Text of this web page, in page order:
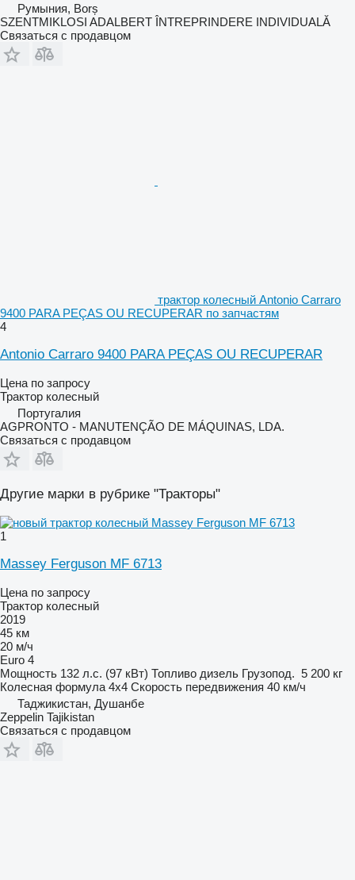
Румыния, Borș
SZENTMIKLOSI ADALBERT ÎNTREPRINDERE INDIVIDUALĂ
Связаться с продавцом
трактор колесный Antonio Carraro
9400 PARA PEÇAS OU RECUPERAR по запчастям
4
Antonio Carraro 9400 PARA PEÇAS OU RECUPERAR
Цена по запросу
Трактор колесный
Португалия
AGPRONTO - MANUTENÇÃO DE MÁQUINAS, LDA.
Связаться с продавцом
Другие марки в рубрике "Тракторы"
1
Massey Ferguson MF 6713
Цена по запросу
Трактор колесный
2019
45 км
20 м/ч
Euro 4
Мощность 132 л.с. (97 кВт) Топливо дизель Грузопод. 5 200 кг
Колесная формула 4x4 Скорость передвижения 40 км/ч
Таджикистан, Душанбе
Zeppelin Tajikistan
Связаться с продавцом